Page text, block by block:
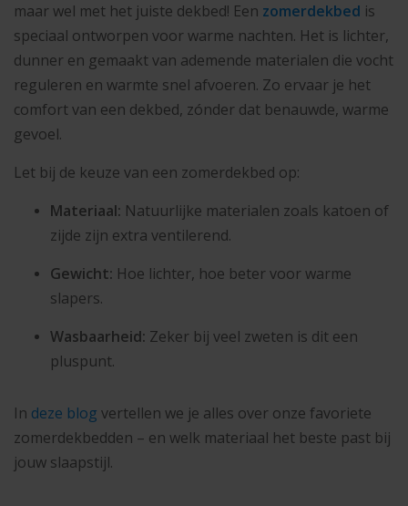
maar wel met het juiste dekbed! Een zomerdekbed is
speciaal ontworpen voor warme nachten. Het is lichter,
dunner en gemaakt van ademende materialen die vocht
reguleren en warmte snel afvoeren. Zo ervaar je het
comfort van een dekbed, zónder dat benauwde, warme
gevoel.
Let bij de keuze van een zomerdekbed op:
Materiaal: Natuurlijke materialen zoals katoen of
zijde zijn extra ventilerend.
Gewicht: Hoe lichter, hoe beter voor warme
slapers.
Wasbaarheid: Zeker bij veel zweten is dit een
pluspunt.
In deze blog vertellen we je alles over onze favoriete
zomerdekbedden – en welk materiaal het beste past bij
jouw slaapstijl.